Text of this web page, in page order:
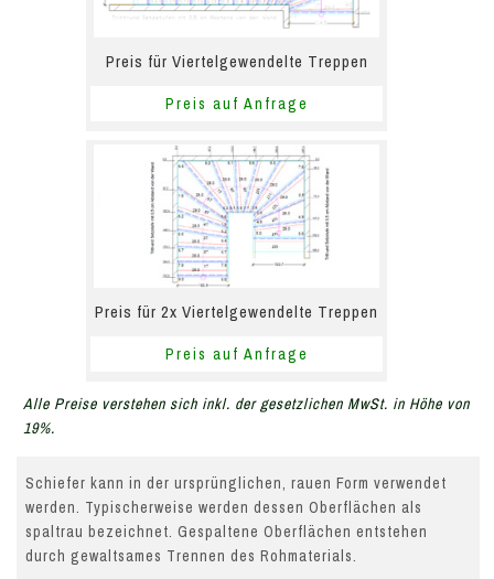
Preis für Viertelgewendelte Treppen
Preis auf Anfrage
Preis für 2x Viertelgewendelte Treppen
Preis auf Anfrage
Alle Preise verstehen sich inkl. der gesetzlichen MwSt. in Höhe von
19%.
Schiefer kann in der ursprünglichen, rauen Form verwendet
werden. Typischerweise werden dessen Oberflächen als
spaltrau bezeichnet. Gespaltene Oberflächen entstehen
durch gewaltsames Trennen des Rohmaterials.